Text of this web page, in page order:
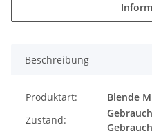
Beschreibung
Produktart:
Blende
Zustand: